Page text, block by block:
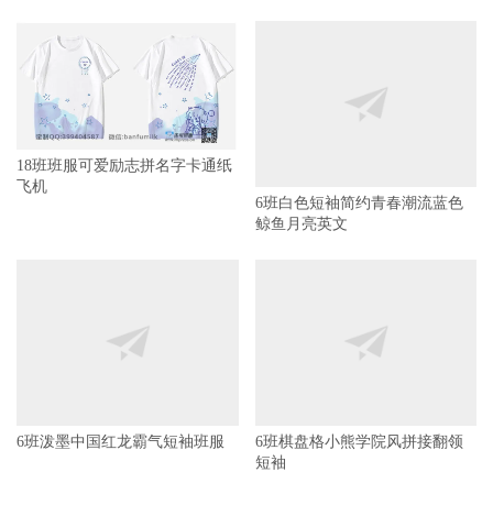
18班班服可爱励志拼名字卡通纸
飞机
6班白色短袖简约青春潮流蓝色
鲸鱼月亮英文
6班泼墨中国红龙霸气短袖班服